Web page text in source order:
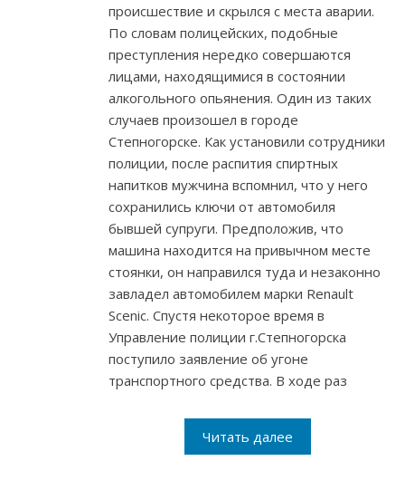
происшествие и скрылся с места аварии.
По словам полицейских, подобные
преступления нередко совершаются
лицами, находящимися в состоянии
алкогольного опьянения. Один из таких
случаев произошел в городе
Степногорске. Как установили сотрудники
полиции, после распития спиртных
напитков мужчина вспомнил, что у него
сохранились ключи от автомобиля
бывшей супруги. Предположив, что
машина находится на привычном месте
стоянки, он направился туда и незаконно
завладел автомобилем марки Renault
Scenic. Спустя некоторое время в
Управление полиции г.Степногорска
поступило заявление об угоне
транспортного средства. В ходе раз
Читать далее